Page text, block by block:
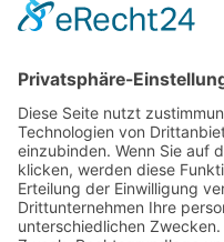
E-Mail: info[at]oekoherz.de
Vereinsvorsitzende:
Maria Streitferdt